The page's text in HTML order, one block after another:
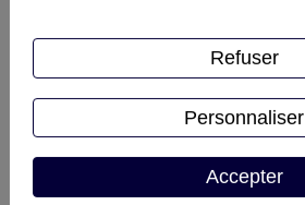
Accepter
Refuser
Personnaliser